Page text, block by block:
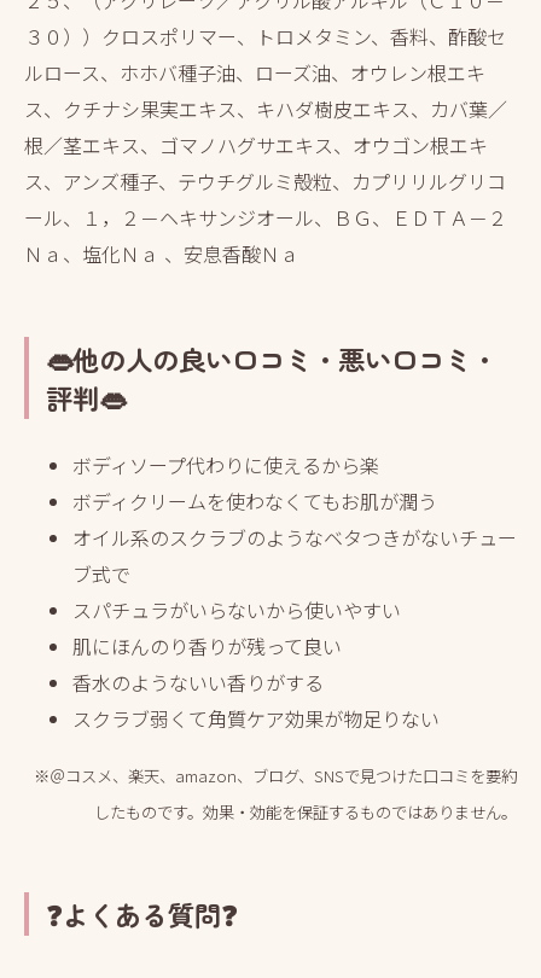
３０））クロスポリマー、トロメタミン、香料、酢酸セ
ルロース、ホホバ種子油、ローズ油、オウレン根エキ
ス、クチナシ果実エキス、キハダ樹皮エキス、カバ葉／
根／茎エキス、ゴマノハグサエキス、オウゴン根エキ
ス、アンズ種子、テウチグルミ殻粒、カプリリルグリコ
ール、１，２－ヘキサンジオール、ＢＧ、ＥＤＴＡ－２
Ｎａ、塩化Ｎａ 、安息香酸Ｎａ
👄他の人の良い口コミ・悪い口コミ・
評判👄
ボディソープ代わりに使えるから楽
ボディクリームを使わなくてもお肌が潤う
オイル系のスクラブのようなベタつきがないチュー
ブ式で
スパチュラがいらないから使いやすい
肌にほんのり香りが残って良い
香水のようないい香りがする
スクラブ弱くて角質ケア効果が物足りない
※＠コスメ、楽天、amazon、ブログ、SNSで見つけた口コミを要約
したものです。効果・効能を保証するものではありません。
❓よくある質問❓